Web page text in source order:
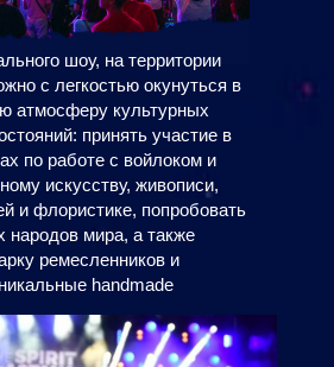
шоу, на территории
с легкостью окунуться в
атмосферу культурных
принять участие в
по работе с войлоком и
искусству, живописи,
и флористике, попробовать
народов мира, а также
ремесленников и
handmade